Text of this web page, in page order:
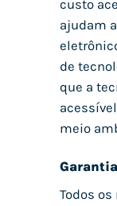
custo
ajudam
de
que a
meio
Todos os